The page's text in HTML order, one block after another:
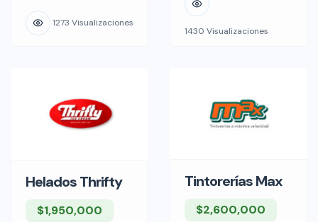
sobre todo a nivel
Mundial PakMail es la
la globalización y el
repunte del mercado
representantes más
compañías […]
1273 Visualizaciones
a nuestros resultados,
a nuestra experiencia
precio, eficacia y
seguridad para
presencia en distintos
seguimos
1430 Visualizaciones
Helados Thrifty
$1,950,000
Tintorerías Max
$2,600,000